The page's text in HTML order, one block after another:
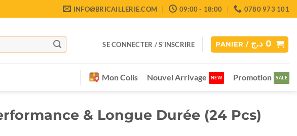
INFO@BRICAILLERIE.COM 09:00 - 18:00 0780 973 101
SE CONNECTER / S’INSCRIRE PANIER / 0 د.ج
Mon Colis Nouvel Arrivage Promotion
& Longue Durée (24 Pcs)